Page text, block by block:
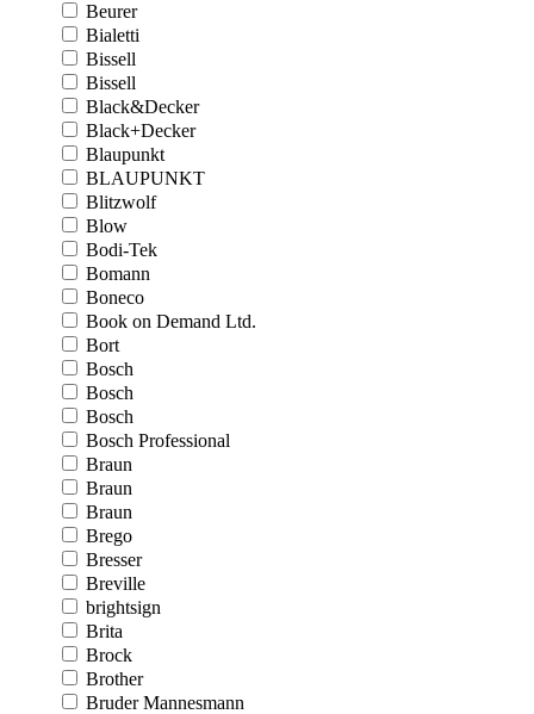
Beurer
Bialetti
Bissell
Bissell
Black&Decker
Black+Decker
Blaupunkt
BLAUPUNKT
Blitzwolf
Blow
Bodi-Tek
Bomann
Boneco
Book on Demand Ltd.
Bort
Bosch
Bosch
Bosch
Bosch Professional
Braun
Braun
Braun
Brego
Bresser
Breville
brightsign
Brita
Brock
Brother
Bruder Mannesmann